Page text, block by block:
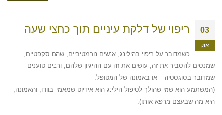
03
אוק
ריפוי של דלקת עיניים תוך כחצי שעה
כשמדובר על ריפוי בהילינג, אנשים נורמטיביים, שהם סקפטיים,
שמנסים להסביר את זה, עושים את זה עם ההיגיון שלהם, ורבים טוענים
שמדובר בסוגסטיה – או באמונה של המטופל.
(המשתמע הוא שמי שהולך לטיפול הילינג הוא אידיוט שמאמין בוודו, והאמונה,
היא מה שבעצם מרפא אותו).